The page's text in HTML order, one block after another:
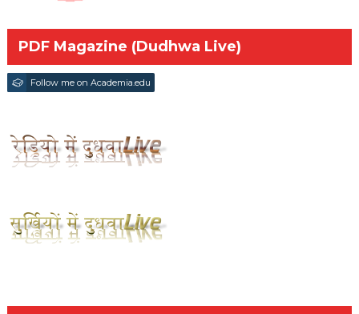
PDF Magazine (Dudhwa Live)
Follow me on Academia.edu